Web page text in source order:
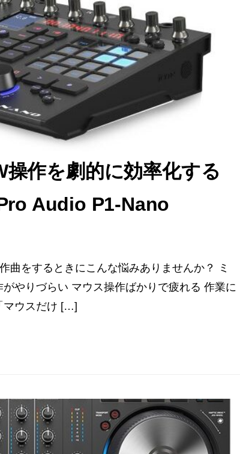
操作を劇的に効率化する
Audio P1-Nano
曲をするときにこんな悩みありませんか？ ミ
やりづらい マウス操作ばかりで疲れる 作業に
マウスだけ […]